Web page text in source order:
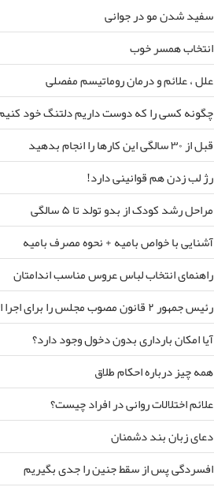
سفید شدن مو در جوانی
انتخاب همسر خوب
علل ، علائم و درمان روماتیسم مفصلی
چگونه کسی را که دوست داریم دلتنگ خود
قبل از ۳۰ سالگی این کارها را انجام بدهید
رژ لب زدن هم قوانینی دارد!
مراحل رشد کودک از بدو تولد تا ۵ سالگی
آشنایی با خواص بامیه + نحوه مصرف بامیه
راهنمای انتخاب لباس عروس مناسب اندامتان
رئیس جمهور ۲ قانون مصوب مجلس را برای اجرا ابلاغ کرد
آیا امکان بارداری بدون دخول وجود دارد؟
همه چیز درباره احکام طلاق
علائم اختلالات روانی در افراد چیست؟
دعای زبان بند دشمنان
افسردگی پس از سقط جنین را جدی بگیریم